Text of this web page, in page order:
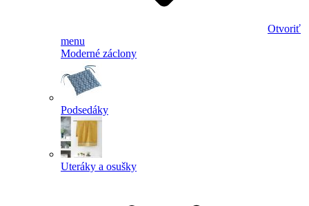
Otvoriť
menu
Moderné záclony
Podsedáky
Uteráky a osušky